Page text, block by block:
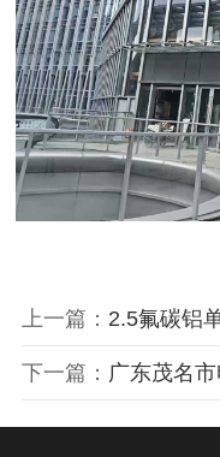
上一篇： 2.5氟碳铝
下一篇： 广东茂名